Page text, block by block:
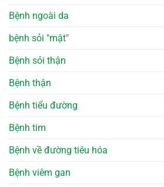
Bệnh ngoài da
bệnh sỏi "mật"
Bệnh sỏi thận
Bệnh thận
Bệnh tiểu đường
Bệnh tim
Bệnh về đường tiêu hóa
Bệnh viêm gan